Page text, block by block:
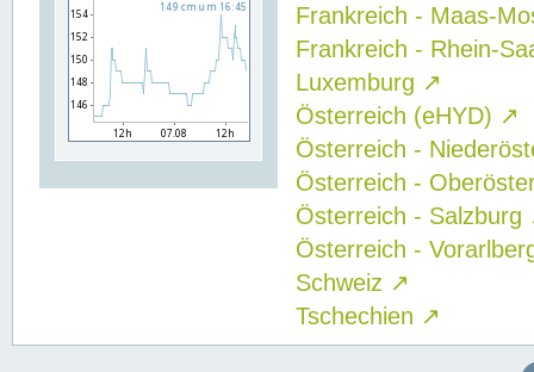
Frankreich - Maas-
Frankreich - Rhein-
Luxemburg ↗
Österreich (eHYD) ↗
Österreich -
Österreich -
Österreich - Salzburg
Österreich -
Schweiz ↗
Tschechien ↗